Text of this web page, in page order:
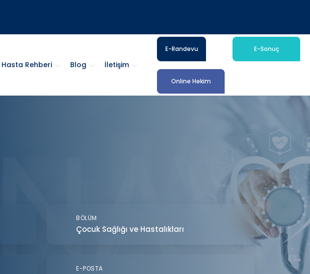
Hasta Rehberi Blog İletişim
E-Randevu E-Sonuç
Online Hekim
BÖLÜM
Çocuk Sağlığı ve Hastalıkları
E-POSTA